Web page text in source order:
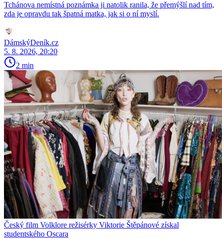
Tchánova nemístná poznámka ji natolik ranila, že přemýšlí nad tím,
zda je opravdu tak špatná matka, jak si o ní myslí.
DámskýDeník.cz
5. 8. 2026, 20:20
2 min
Český film Volklore režisérky Viktorie Štěpánové získal
studentského Oscara